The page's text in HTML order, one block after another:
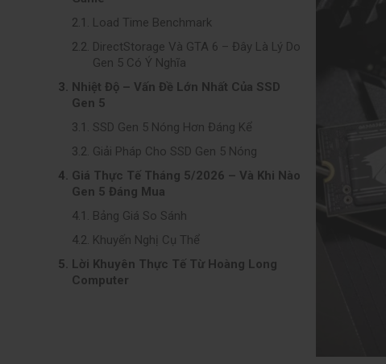
Load Time Benchmark
DirectStorage Và GTA 6 – Đây Là Lý Do
Gen 5 Có Ý Nghĩa
Nhiệt Độ – Vấn Đề Lớn Nhất Của SSD
Gen 5
SSD Gen 5 Nóng Hơn Đáng Kể
Giải Pháp Cho SSD Gen 5 Nóng
Giá Thực Tế Tháng 5/2026 – Và Khi Nào
Gen 5 Đáng Mua
Bảng Giá So Sánh
Khuyến Nghị Cụ Thể
Lời Khuyên Thực Tế Từ Hoàng Long
Computer